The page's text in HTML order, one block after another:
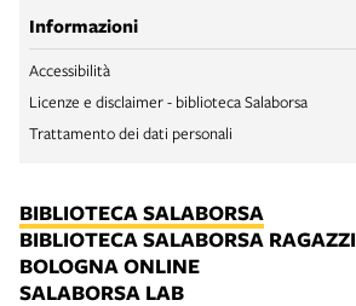
Informazioni
Accessibilità
Licenze e disclaimer - biblioteca Salaborsa
Trattamento dei dati personali
BIBLIOTECA SALABORSA
BIBLIOTECA SALABORSA RAGAZZI
BOLOGNA ONLINE
SALABORSA LAB